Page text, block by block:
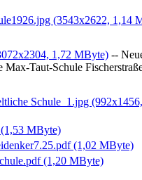
(3543x2622, 1,14
1,72 MByte) --
Max-Taut-Schule
Schule_1.jpg
MByte)
(1,02 MByte)
(1,20 MByte)